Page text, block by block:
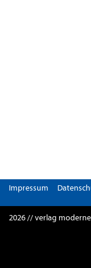
Impressum
2026 // verlag